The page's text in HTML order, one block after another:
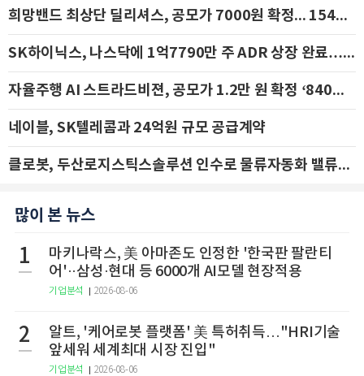
희망밴드 최상단 딜리셔스, 공모가 7000원 확정... 154억 규모 IPO 돌입
SK하이닉스, 나스닥에 1억7790만 주 ADR 상장 완료…29일 국내 추가 상장
자율주행 AI 스트라드비젼, 공모가 1.2만 원 확정 ‘840억 수혈’
네이블, SK텔레콤과 24억원 규모 공급계약
클로봇, 두산로지스틱스솔루션 인수로 물류자동화 밸류체인 확장 추진 - IBK투자증권
많이 본 뉴스
1
마키나락스, 美 아마존도 인정한 '한국판 팔란티
어'··삼성·현대 등 6000개 AI모델 현장적용
기업분석 2026-08-06
2
알트, '케어로봇 플랫폼' 美 특허취득…"HRI기술
앞세워 세계최대 시장 진입"
기업분석 2026-08-06